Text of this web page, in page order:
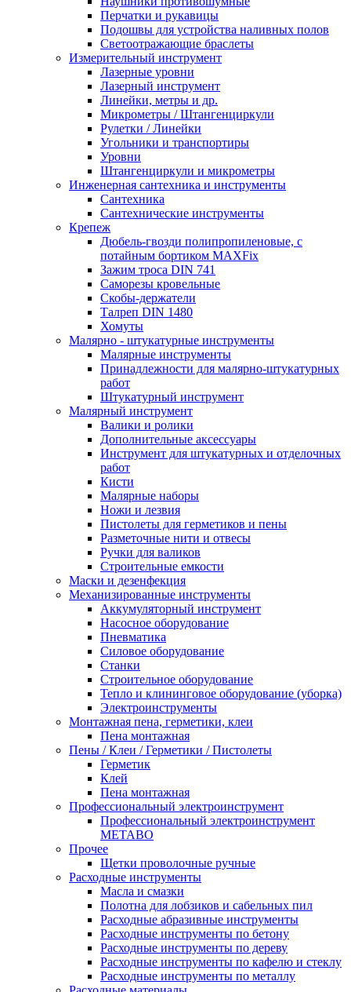
Перчатки и рукавицы
Подошвы для устройства наливных полов
Светоотражающие браслеты
Измерительный инструмент
Лазерные уровни
Лазерный инструмент
Линейки, метры и др.
Микрометры / Штангенциркули
Рулетки / Линейки
Угольники и транспортиры
Уровни
Штангенциркули и микрометры
Инженерная сантехника и инструменты
Сантехника
Сантехнические инструменты
Крепеж
Дюбель-гвозди полипропиленовые, с
потайным бортиком MAXFix
Зажим троса DIN 741
Саморезы кровельные
Скобы-держатели
Талреп DIN 1480
Хомуты
Малярно - штукатурные инструменты
Малярные инструменты
Принадлежности для малярно-штукатурных
работ
Штукатурный инструмент
Малярный инструмент
Валики и ролики
Дополнительные аксессуары
Инструмент для штукатурных и отделочных
работ
Кисти
Малярные наборы
Ножи и лезвия
Пистолеты для герметиков и пены
Разметочные нити и отвесы
Ручки для валиков
Строительные емкости
Маски и дезенфекция
Механизированные инструменты
Аккумуляторный инструмент
Насосное оборудование
Пневматика
Силовое оборудование
Станки
Строительное оборудование
Тепло и клининговое оборудование (уборка)
Электроинструменты
Монтажная пена, герметики, клеи
Пена монтажная
Пены / Клеи / Герметики / Пистолеты
Герметик
Клей
Пена монтажная
Профессиональный электроинструмент
Профессиональный электроинструмент
METABO
Прочее
Щетки проволочные ручные
Расходные инструменты
Масла и смазки
Полотна для лобзиков и сабельных пил
Расходные абразивные инструменты
Расходные инструменты по бетону
Расходные инструменты по дереву
Расходные инструменты по кафелю и стеклу
Расходные инструменты по металлу